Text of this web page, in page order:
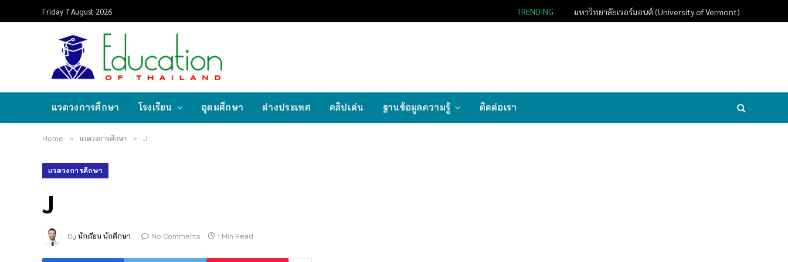
Friday 7 August 2026 TRENDING มหาวิทยาลัยเวอร์มอนต์ (University of Vermont)
แวดวงการศึกษา โรงเรียน อุดมศึกษา ต่างประเทศ คลิปเด่น ฐานข้อมูลความรู้ ติดต่อเรา
Home » แวดวงการศึกษา » J
แวดวงการศึกษา
J
By นักเรียน นักศึกษา No Comments 1 Min Read